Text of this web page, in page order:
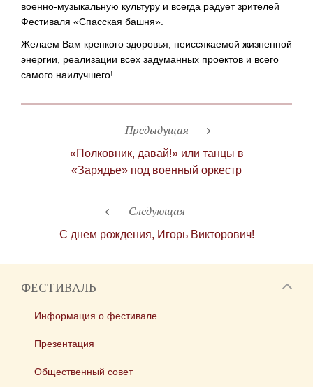
военно-музыкальную культуру и всегда радует зрителей
Фестиваля «Спасская башня».
Желаем Вам крепкого здоровья, неиссякаемой жизненной
энергии, реализации всех задуманных проектов и всего
самого наилучшего!
Следующая
С днем рождения, Игорь Викторович!
Предыдущая
«Полковник, давай!» или танцы в
«Зарядье» под военный оркестр
ФЕСТИВАЛЬ
Информация о фестивале
Презентация
Общественный совет